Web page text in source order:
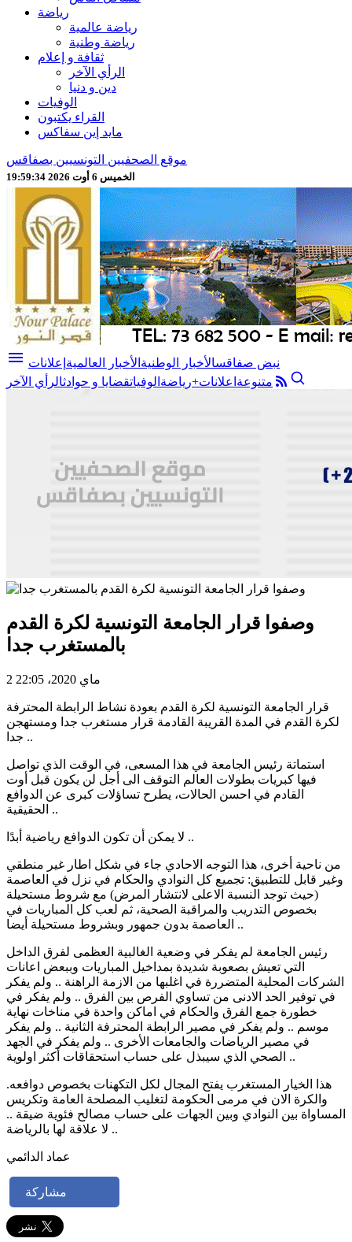
رياضة
رياضة عالمية
رياضة وطنية
ثقافة و إعلام
الرأي الآخر
دين و دنيا
الوفيات
القراء يكتبون
مايد إين سفاكس
موقع الصحفيين التونسيين بصفاقس
الخميس 6 أوت 2026 19:59:36
menu نبض صفاقسالأخبار الوطنية الأخبار العالمية إعلانات
متنوعة اعلانات+رياضة الوفياتقضايا و حوادثالرأي الآخر
وصفوا قرار الجامعة التونسية لكرة القدم
بالمستغرب جدا
2 ماي 2020، 22:05
قرار الجامعة التونسية لكرة القدم بعودة نشاط الرابطة المحترفة
لكرة القدم في المدة القريبة القادمة قرار مستغرب جدا ومستهجن
جدا ..
استماتة رئيس الجامعة في هذا المسعى، في الوقت الذي تواصل
فيها كبريات بطولات العالم التوقف الى أجل لن يكون قبل أوت
القادم في احسن الحالات، يطرح تساؤلات كبرى عن الدوافع
الحقيقية ..
لا يمكن أن تكون الدوافع رياضية أبدًا ..
من ناحية أخرى، هذا التوجه الاحادي جاء في شكل اطار غير منطقي
وغير قابل للتطبيق: تجميع كل النوادي والحكام في نزل في العاصمة
(حيث توجد النسبة الاعلى لانتشار المرض) مع شروط مستحيلة
بخصوص التدريب والمراقبة الصحية، ثم لعب كل المباريات في
العاصمة بدون جمهور وبشروط مستحيلة أيضا ..
رئيس الجامعة لم يفكر في وضعية الغالبية العظمى لفرق الداخل
التي تعيش بصعوبة شديدة بمداخيل المباريات وببعض اعانات
الشركات المحلية المتضررة في اغلبها من الازمة الراهنة .. ولم يفكر
في توفير الحد الادنى من تساوي الفرص بين الفرق .. ولم يفكر في
خطورة جمع الفرق والحكام في اماكن واحدة في مناخات نهاية
موسم .. ولم يفكر في مصير الرابطة المحترفة الثانية .. ولم يفكر
في مصير الرياضات والجامعات الأخرى .. ولم يفكر في الجهد
الصحي الذي سيبذل على حساب استحقاقات أكثر اولوية ..
هذا الخيار المستغرب يفتح المجال لكل التكهنات بخصوص دوافعه.
والكرة الان في مرمى الحكومة لتغليب المصلحة العامة وتكريس
المساواة بين النوادي وبين الجهات على حساب مصالح فئوية ضيقة ..
لا علاقة لها بالرياضة ..
عماد الدائمي
مشاركة